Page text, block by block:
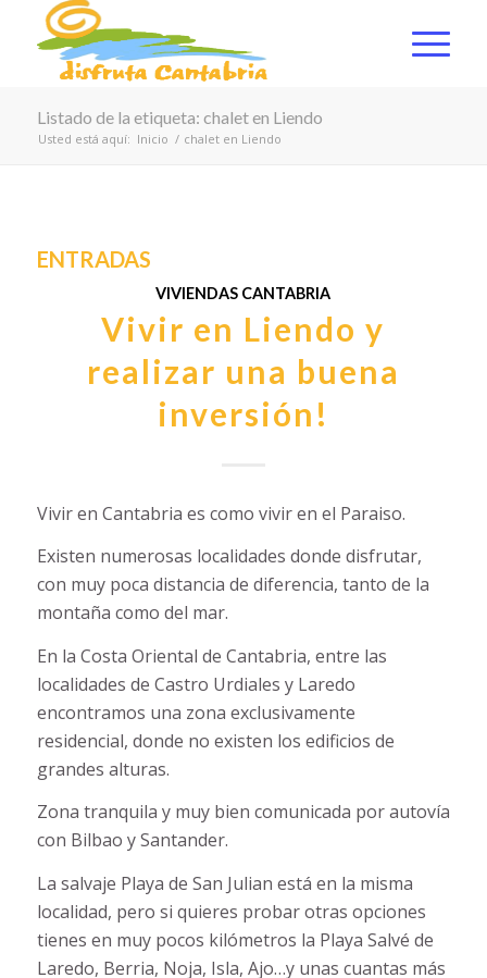
Listado de la etiqueta: chalet en Liendo
Usted está aquí: Inicio / chalet en Liendo
ENTRADAS
VIVIENDAS CANTABRIA
Vivir en Liendo y
realizar una buena
inversión!
Vivir en Cantabria es como vivir en el Paraiso.
Existen numerosas localidades donde disfrutar,
con muy poca distancia de diferencia, tanto de la
montaña como del mar.
En la Costa Oriental de Cantabria, entre las
localidades de Castro Urdiales y Laredo
encontramos una zona exclusivamente
residencial, donde no existen los edificios de
grandes alturas.
Zona tranquila y muy bien comunicada por autovía
con Bilbao y Santander.
La salvaje Playa de San Julian está en la misma
localidad, pero si quieres probar otras opciones
tienes en muy pocos kilómetros la Playa Salvé de
Laredo, Berria, Noja, Isla, Ajo…y unas cuantas más